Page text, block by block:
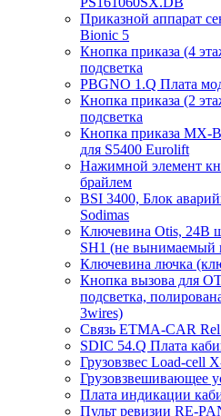
Приказной аппарат
Bionic 5
Кнопка приказа (4
подсветка
PBGNO 1.Q Плата
Кнопка приказа (2
подсветка
Кнопка приказа MX-
для S5400 Eurolift
Нажимной элемент
брайлем
BSI 3400, Блок
Sodimas
Ключевина Otis, 24В
SH1 (не вынимаемый
Ключевина лючка
Кнопка вызова для
подсветка,
3wires)
Связь ETMA-CAR
SDIC 54.Q Плата
Грузовзвес Load-cell
Грузовзвешивающее
Плата индикации
Пульт ревизии RE-